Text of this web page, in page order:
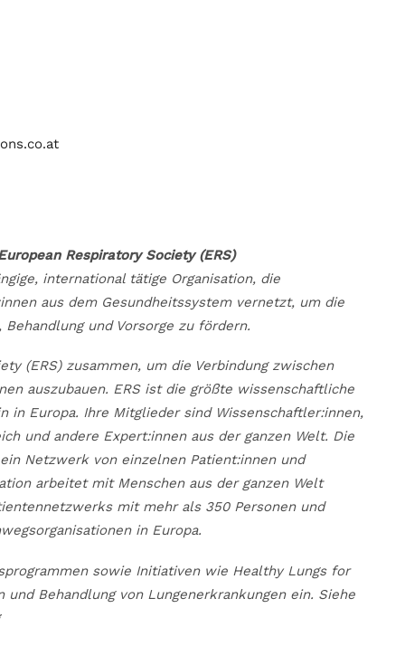
Respiratory Society (ERS)
international tätige Organisation, die
aus dem Gesundheitssystem vernetzt, um die
und Vorsorge zu fördern.
(ERS) zusammen, um die Verbindung zwischen
auszubauen. ERS ist die größte wissenschaftliche
in Europa. Ihre Mitglieder sind Wissenschaftler:innen,
und andere Expert:innen aus der ganzen Welt. Die
Netzwerk von einzelnen Patient:innen und
arbeitet mit Menschen aus der ganzen Welt
mit mehr als 350 Personen und
in Europa.
sowie Initiativen wie Healthy Lungs for
Behandlung von Lungenerkrankungen ein. Siehe